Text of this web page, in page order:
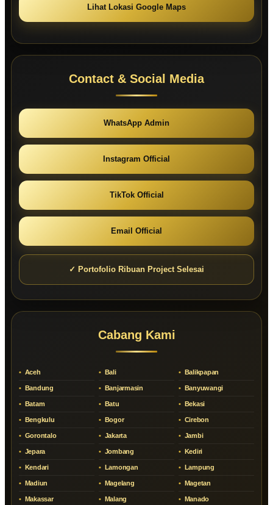
Lihat Lokasi Google Maps
Contact & Social Media
WhatsApp Admin
Instagram Official
TikTok Official
Email Official
✓ Portofolio Ribuan Project Selesai
Cabang Kami
Aceh Bali Balikpapan
Bandung Banjarmasin Banyuwangi
Batam Batu Bekasi
Bengkulu Bogor Cirebon
Gorontalo Jakarta Jambi
Jepara Jombang Kediri
Kendari Lamongan Lampung
Madiun Magelang Magetan
Makassar Malang Manado